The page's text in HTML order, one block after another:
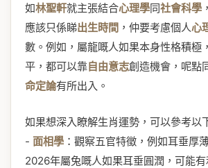
如林聖軒就主張結合心理學同社會科學
應該只係睇出生時間 ，仲要考慮個人心
數。例如，屬龍嘅人如果本身性格積極
平，都可以靠自由意志創造機會，呢點
命定論有所出入。
如果想深入瞭解生肖運勢，可以參考以
- 面相學 ：觀察五官特徵，例如耳垂厚
2026年屬兔嘅人如果耳垂圓潤，可能有